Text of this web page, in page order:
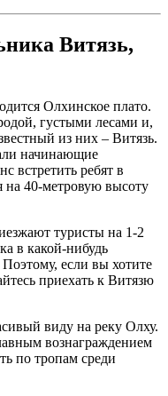
Витязь,
Олхинское плато.
густыми лесами и,
из них – Витязь.
начинающие
встретить ребят в
40-метровую высоту
туристы на 1-2
в какой-нибудь
если вы хотите
приехать к Витязю
виду на реку Олху.
вознаграждением
по тропам среди